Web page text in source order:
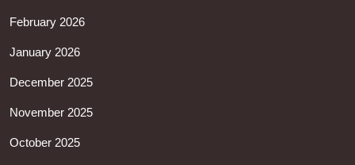
February 2026
January 2026
December 2025
November 2025
October 2025